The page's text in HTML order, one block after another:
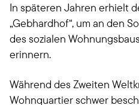
In späteren Jahren erhielt
„Gebhardhof“, um an den
des sozialen
erinnern.
Während des Zweiten
Wohnquartier schwer